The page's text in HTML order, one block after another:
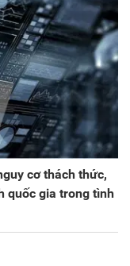
cơ thách thức,
quốc gia trong tình